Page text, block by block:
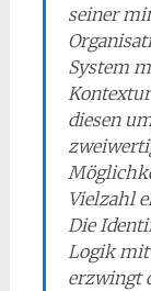
seiner
System
diesen
Vielzahl
Die
Logik
erzwingt